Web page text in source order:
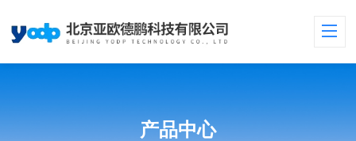
产品中心